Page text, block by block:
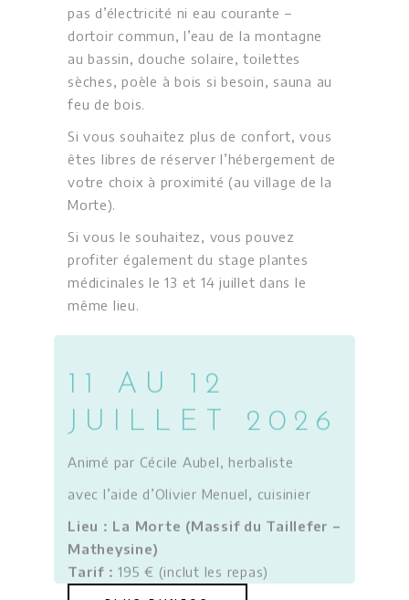
pas d’électricité ni eau courante –
dortoir commun, l’eau de la montagne
au bassin, douche solaire, toilettes
sèches, poèle à bois si besoin, sauna au
feu de bois.
Si vous souhaitez plus de confort, vous
êtes libres de réserver l’hébergement de
votre choix à proximité (au village de la
Morte).
Si vous le souhaitez, vous pouvez
profiter également du stage plantes
médicinales le 13 et 14 juillet dans le
même lieu.
11 AU 12
JUILLET 2026
Animé par Cécile Aubel, herbaliste
avec l’aide d’Olivier Menuel, cuisinier
Lieu : La Morte (Massif du Taillefer –
Matheysine)
Tarif : 195 € (inclut les repas)